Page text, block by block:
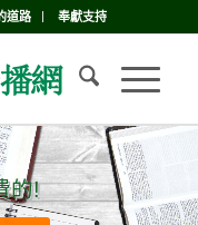
道路 奉獻支持
的!
的!